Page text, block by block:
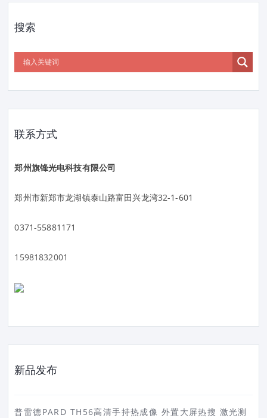
搜索
联系方式
郑州旗锋光电科技有限公司
郑州市新郑市龙湖镇泰山路富田兴龙湾32-1-601
0371-55881171
15981832001
新品发布
普雷德PARD TH56高清手持热成像 外置大屏热搜 激光测